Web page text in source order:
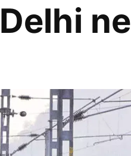
Delhi